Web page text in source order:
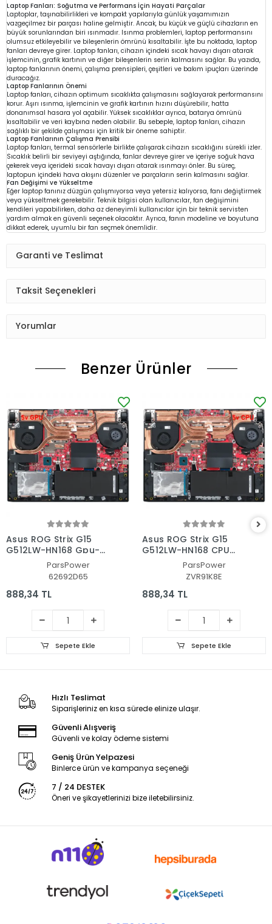
Laptop Fanları: Soğutma ve Performans İçin Hayati Parçalar
Laptoplar, taşınabilirlikleri ve kompakt yapılarıyla günlük yaşamımızın
vazgeçilmez bir parçası haline gelmiştir. Ancak, bu küçük ve güçlü cihazların en
büyük sorunlarından biri ısınmadır. Isınma problemleri, laptop performansını
olumsuz etkileyebilir ve bileşenlerin ömrünü kısaltabilir. İşte bu noktada, laptop
fanları devreye girer. Laptop fanları, cihazın içindeki sıcak havayı dışarı atarak
işlemcinin, grafik kartının ve diğer bileşenlerin serin kalmasını sağlar. Bu yazıda,
laptop fanlarının önemi, çalışma prensipleri, çeşitleri ve bakım ipuçları üzerinde
duracağız.
Laptop Fanlarının Önemi
Laptop fanları, cihazın optimum sıcaklıkta çalışmasını sağlayarak performansını
korur. Aşırı ısınma, işlemcinin ve grafik kartının hızını düşürebilir, hatta
donanımsal hasara yol açabilir. Yüksek sıcaklıklar ayrıca, batarya ömrünü
kısaltabilir ve veri kaybına neden olabilir. Bu sebeple, laptop fanları, cihazın
sağlıklı bir şekilde çalışması için kritik bir öneme sahiptir.
Laptop Fanlarının Çalışma Prensibi
Laptop fanları, termal sensörlerle birlikte çalışarak cihazın sıcaklığını sürekli izler.
Sıcaklık belirli bir seviyeyi aştığında, fanlar devreye girer ve içeriye soğuk hava
çekerek veya içerideki sıcak havayı dışarı atarak ısınmayı önler. Bu süreç,
laptopun içindeki hava akışını düzenler ve parçaların serin kalmasını sağlar.
Fan Değişimi ve Yükseltme
Eğer laptop fanınız düzgün çalışmıyorsa veya yetersiz kalıyorsa, fanı değiştirmek
veya yükseltmek gerekebilir. Teknik bilgisi olan kullanıcılar, fan değişimini
kendileri yapabilirken, daha az deneyimli kullanıcılar için bir teknik servisten
yardım almak en güvenli seçenek olacaktır. Ayrıca, fanın modeline ve boyutuna
dikkat ederek, uyumlu bir fan seçmek önemlidir.
Garanti ve Teslimat
Taksit Seçenekleri
Yorumlar
Benzer Ürünler
Asus ROG Strix G15
G512LW-HN168 Gpu-
Vga Fan - Ekran Kartı
ParsPower
62692D65
888,34 TL
Sepete Ekle
Asus ROG Strix G15
G512LW-HN168 CPU
Fan - İşlemci Fanı
ParsPower
ZVR91K8E
888,34 TL
Sepete Ekle
Hızlı Teslimat
Siparişleriniz en kısa sürede elinize ulaşır.
Güvenli Alışveriş
Güvenli ve kolay ödeme sistemi
Geniş Ürün Yelpazesi
Binlerce ürün ve kampanya seçeneği
7 / 24 DESTEK
Öneri ve şikayetlerinizi bize iletebilirsiniz.